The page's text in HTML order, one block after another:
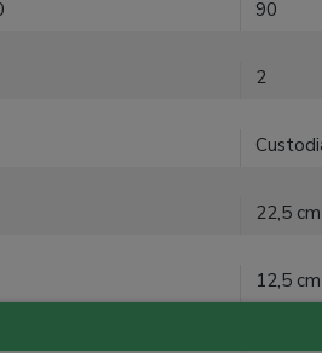
90
2
22,5 cm
12,5 cm